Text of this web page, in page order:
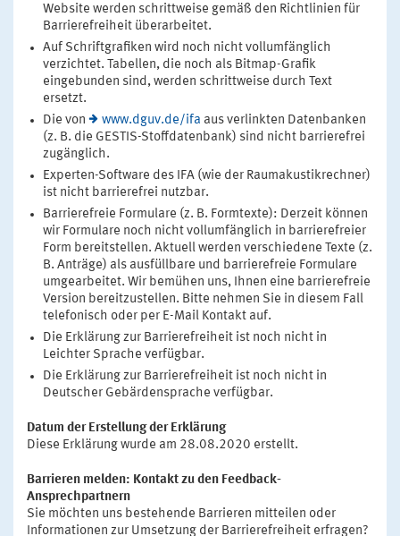
Website werden schrittweise gemäß den Richtlinien für
Barrierefreiheit überarbeitet.
Auf Schriftgrafiken wird noch nicht vollumfänglich
verzichtet. Tabellen, die noch als Bitmap-Grafik
eingebunden sind, werden schrittweise durch Text
ersetzt.
Die von
www.dguv.de/ifa aus verlinkten Datenbanken
(z. B. die GESTIS-Stoffdatenbank) sind nicht barrierefrei
zugänglich.
Experten-Software des IFA (wie der Raumakustikrechner)
ist nicht barrierefrei nutzbar.
Barrierefreie Formulare (z. B. Formtexte): Derzeit können
wir Formulare noch nicht vollumfänglich in barrierefreier
Form bereitstellen. Aktuell werden verschiedene Texte (z.
B. Anträge) als ausfüllbare und barrierefreie Formulare
umgearbeitet. Wir bemühen uns, Ihnen eine barrierefreie
Version bereitzustellen. Bitte nehmen Sie in diesem Fall
telefonisch oder per E-Mail Kontakt auf.
Die Erklärung zur Barrierefreiheit ist noch nicht in
Leichter Sprache verfügbar.
Die Erklärung zur Barrierefreiheit ist noch nicht in
Deutscher Gebärdensprache verfügbar.
Datum der Erstellung der Erklärung
Diese Erklärung wurde am 28.08.2020 erstellt.
Barrieren melden: Kontakt zu den Feedback-
Ansprechpartnern
Sie möchten uns bestehende Barrieren mitteilen oder
Informationen zur Umsetzung der Barrierefreiheit erfragen?